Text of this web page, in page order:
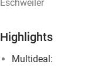
Eschweiler
Highlights
Multideal: